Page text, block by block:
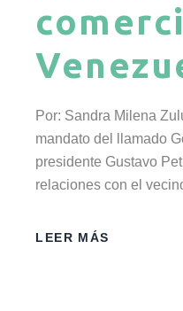
Por: Sandra Milena
mandato del llamado
presidente Gustavo
relaciones con el
LEER MÁS